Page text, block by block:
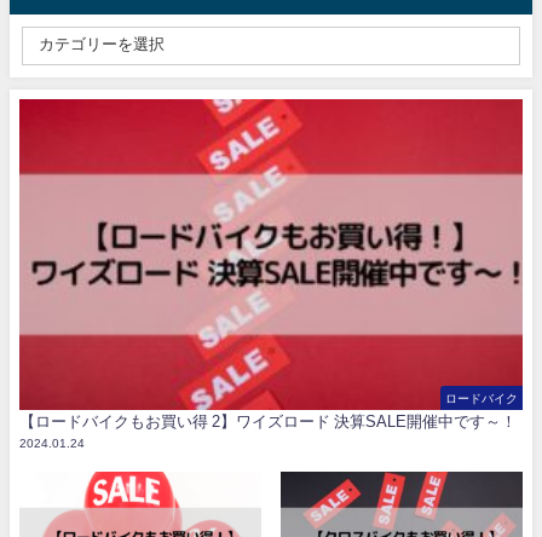
ロードバイク
【ロードバイクもお買い得 2】ワイズロード 決算SALE開催中です～！
2024.01.24